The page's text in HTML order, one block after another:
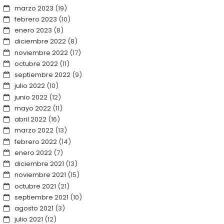
marzo 2023 (19)
febrero 2023 (10)
enero 2023 (8)
diciembre 2022(8)
noviembre 2022(17)
octubre 2022(11)
septiembre 2022(9)
julio 2022(10)
junio 2022(12)
mayo 2022(11)
abril 2022(16)
marzo 2022(13)
febrero 2022(14)
enero 2022(7)
diciembre 2021 (13)
noviembre 2021 (15)
octubre 2021 (21)
septiembre 2021 (10)
agosto 2021 (3)
julio 2021 (12)